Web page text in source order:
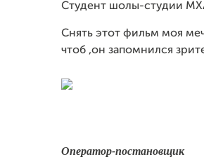
Студент шолы-студии
Снять этот фильм моя
чтоб ,он запомнился
Оператор-постановщик